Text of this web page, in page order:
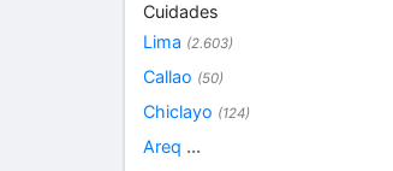
Cuidades
Lima (2.603)
Callao (50)
Chiclayo (124)
Areq ...